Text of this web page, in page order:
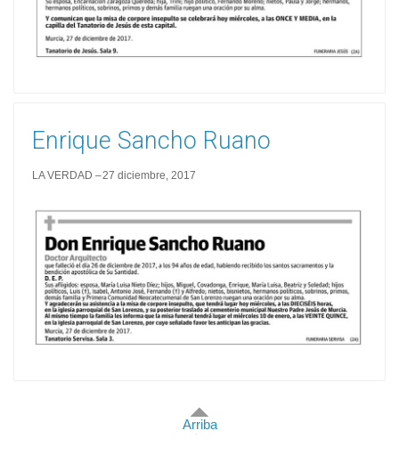
Enrique Sancho Ruano
LA VERDAD 27 diciembre, 2017
Arriba